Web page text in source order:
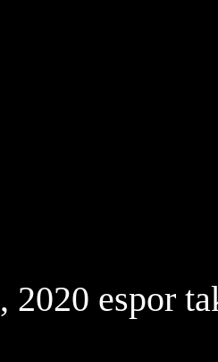
2020 espor